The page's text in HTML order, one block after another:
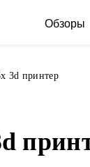
Обзоры
3d принтер